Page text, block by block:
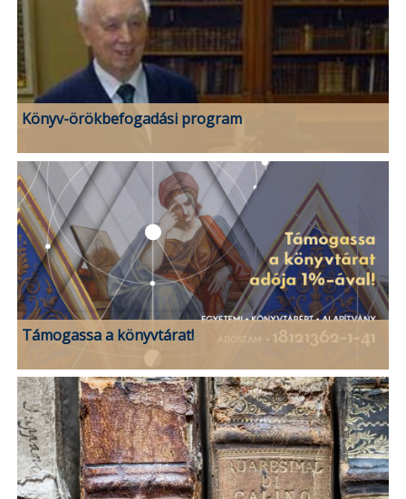
Könyv-örökbefogadási program
Támogassa a könyvtárat!